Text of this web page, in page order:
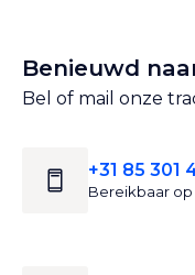
Benieuwd
Bel of mail onze
+31 85 301
Bereikbaar op